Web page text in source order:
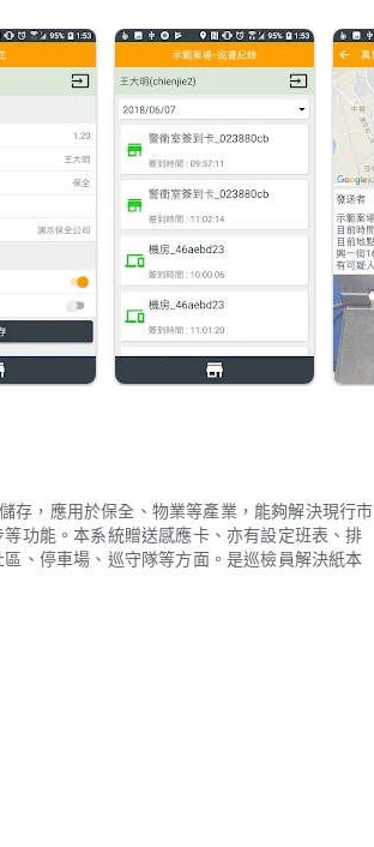
存，應用於保全、物業等產業，能夠解決現行市
功能。本系統贈送感應卡、亦有設定班表、排
、停車場、巡守隊等方面。是巡檢員解決紙本